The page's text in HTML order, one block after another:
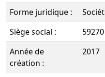
Forme juridique :
Siège social :
59270
Année de
création :
2017